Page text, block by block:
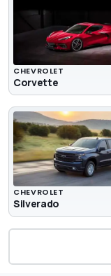
CHEVROLET
Corvette
CHEVROLET
Silverado